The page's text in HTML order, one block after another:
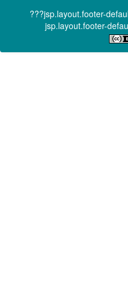
???jsp.layout.footer-
jsp.layout.footer-